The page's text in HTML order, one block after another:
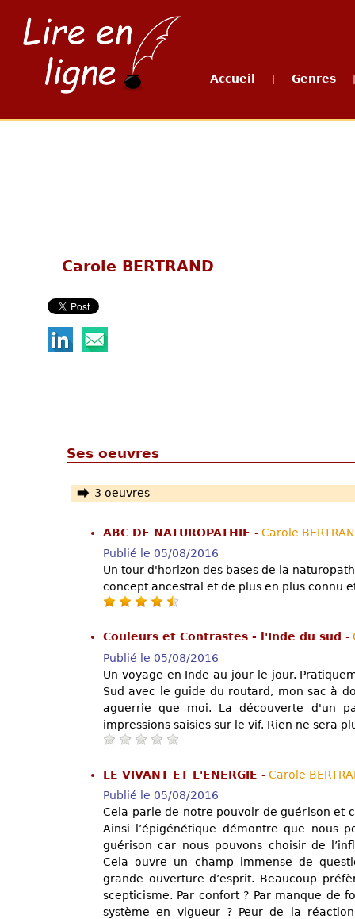
Accueil Genres
Carole BERTRAND
Ses oeuvres
3 oeuvres
ABC DE NATUROPATHIE - Carole
Publié le 05/08/2016
Un tour d'horizon des bases de la
concept ancestral et de plus en plus connu
Couleurs et Contrastes - l'Inde du sud -
Publié le 05/08/2016
Un voyage en Inde au jour le jour.
Sud avec le guide du routard, mon sac à
aguerrie que moi. La découverte d'un
impressions saisies sur le vif. Rien ne sera
LE VIVANT ET L'ENERGIE - Carole
Publié le 05/08/2016
Cela parle de notre pouvoir de guérison et
Ainsi l’épigénétique démontre que nous
guérison car nous pouvons choisir de
Cela ouvre un champ immense de
grande ouverture d’esprit. Beaucoup
scepticisme. Par confort ? Par manque de
système en vigueur ? Peur de la